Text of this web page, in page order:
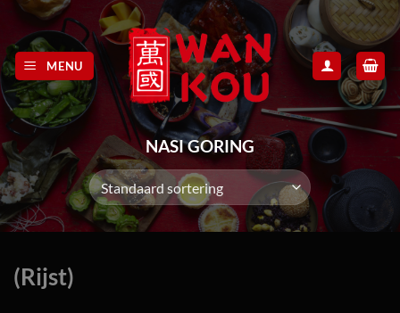
Skip
content
MENU
NASI GORING
(Rijst)